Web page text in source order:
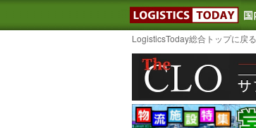
LogisticsToday総合トップに戻る